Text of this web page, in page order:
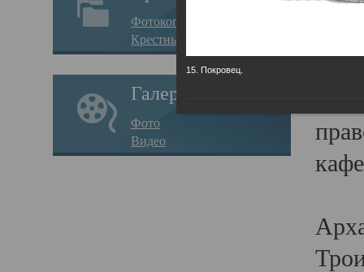
Фотокопии дел
Крестные ходы
Галерея
Фото
Видео
15. Покровец.